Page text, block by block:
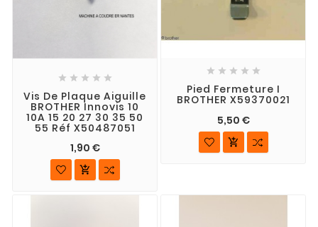
    
Vis De Plaque Aiguille
BROTHER Innovis 10
10A 15 20 27 30 35 50
55 Réf X50487051
1,90 €

    
Pied Fermeture I
BROTHER X59370021
5,50 €
